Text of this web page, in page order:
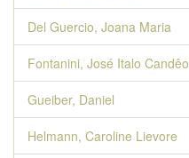
Del Guercio, Joana Maria
Fontanini, José Italo Candêo
Gueiber, Daniel
Helmann, Caroline Lievore